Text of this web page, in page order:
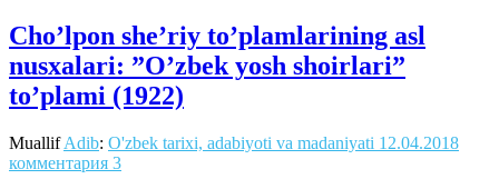
Cho’lpon she’riy to’plamlarining asl
nusxalari: ”O’zbek yosh shoirlari”
to’plami (1922)
MuallifAdib: O'zbek tarixi, adabiyoti va madaniyati 12.04.2018
комментария 3